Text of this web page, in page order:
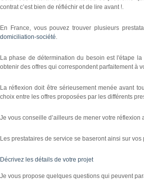
contrat c’est bien de réfléchir et de lire avant !.
En France, vous pouvez trouver plusieurs
domiciliation-société.
La phase de détermination du besoin est l'étape
obtenir des offres qui correspondent parfaitement à
La réflexion doit être sérieusement menée avant
choix entre les offres proposées par les différents
Je vous conseille d’ailleurs de mener votre
Les prestataires de service se baseront ainsi sur
Décrivez les détails de votre projet
Je vous propose quelques questions qui peuvent